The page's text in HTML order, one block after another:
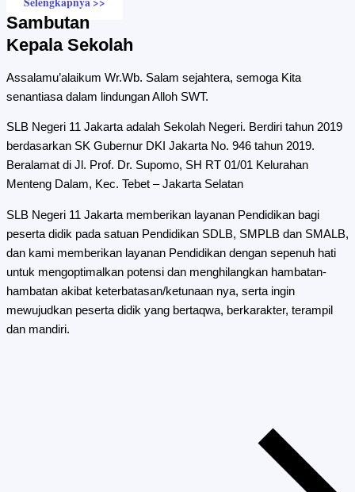
Sambutan
Kepala Sekolah
Assalamu’alaikum Wr.Wb. Salam sejahtera, semoga Kita
senantiasa dalam lindungan Alloh SWT.
SLB Negeri 11 Jakarta adalah Sekolah Negeri. Berdiri tahun 2019
berdasarkan SK Gubernur DKI Jakarta No. 946 tahun 2019.
Beralamat di Jl. Prof. Dr. Supomo, SH RT 01/01 Kelurahan
Menteng Dalam, Kec. Tebet – Jakarta Selatan
SLB Negeri 11 Jakarta memberikan layanan Pendidikan bagi
peserta didik pada satuan Pendidikan SDLB, SMPLB dan SMALB,
dan kami memberikan layanan Pendidikan dengan sepenuh hati
untuk mengoptimalkan potensi dan menghilangkan hambatan-
hambatan akibat keterbatasan/ketunaan nya, serta ingin
mewujudkan peserta didik yang bertaqwa, berkarakter, terampil
dan mandiri.